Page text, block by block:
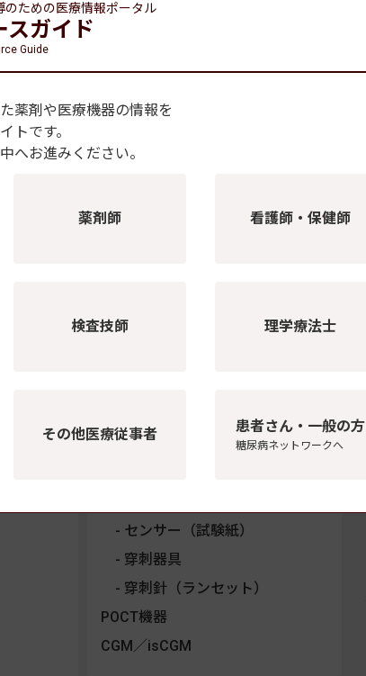
低下 重大な低血糖報告はなし
タリング
148 ...177 178
インスリン注入器
インスリン専用シリンジ
センサー（試験紙）
穿刺器具
穿刺針（ランセット）
POCT機器
CGM／isCGM
のための医療情報ポータル
スガイド
Guide
薬剤や医療機器の情報を
トです。
へお進みください。
薬剤師 看護師・保健師
検査技師 理学療法士
その他医療従事者 患者さん・一般の方
糖尿病ネットワークへ